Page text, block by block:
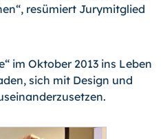
resümiert Jurymitglied
im Oktober 2013 ins Leben
sich mit Design und